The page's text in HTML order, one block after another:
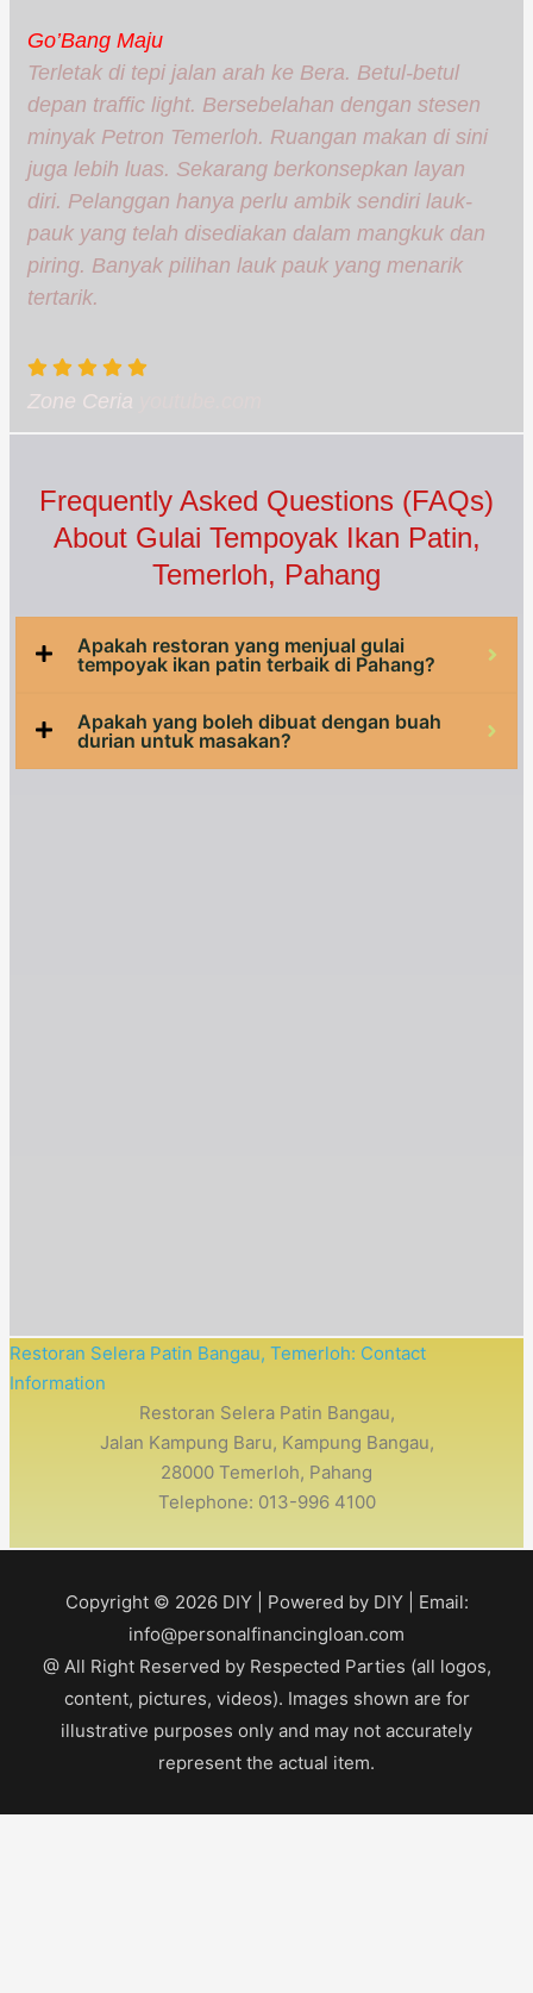
Go’Bang Maju
Terletak di tepi jalan arah ke Bera. Betul-betul
depan traffic light. Bersebelahan dengan stesen
minyak Petron Temerloh. Ruangan makan di sini
juga lebih luas. Sekarang berkonsepkan layan
diri. Pelanggan hanya perlu ambik sendiri lauk-
pauk yang telah disediakan dalam mangkuk dan
piring. Banyak pilihan lauk pauk yang menarik
tertarik.
Zone Ceria
Frequently Asked Questions (FAQs)
About Gulai Tempoyak Ikan Patin,
Temerloh, Pahang
Apakah restoran yang menjual gulai
tempoyak ikan patin terbaik di Pahang?
Apakah yang boleh dibuat dengan buah
durian untuk masakan?
Restoran Selera Patin Bangau, Temerloh: Contact
Information
Restoran Selera Patin Bangau,
Jalan Kampung Baru, Kampung Bangau,
28000 Temerloh, Pahang
Telephone: 013-996 4100
Copyright © 2026 DIY| Powered by DIY| Email:
info@personalfinancingloan.com
@ All Right Reserved by Respected Parties (all logos,
content, pictures, videos). Images shown are for
illustrative purposes only and may not accurately
represent the actual item.